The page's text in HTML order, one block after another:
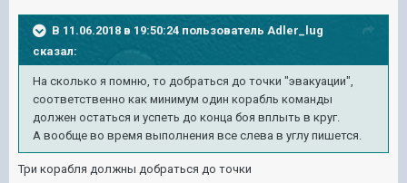
В 11.06.2018 в 19:50:24 пользователь Adler_lug
сказал:
На сколько я помню, то добраться до точки "эвакуации",
соответственно как минимум один корабль команды
должен остаться и успеть до конца боя вплыть в круг.
А вообще во время выполнения все слева в углу пишется.
Три корабля должны добраться до точки